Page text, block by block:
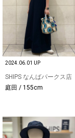
2024.06.01 UP
SHIPS なんばパークス店
庭田 / 155cm